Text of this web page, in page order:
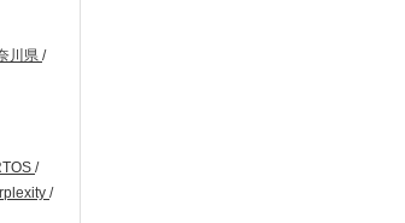
川県 /
/
/